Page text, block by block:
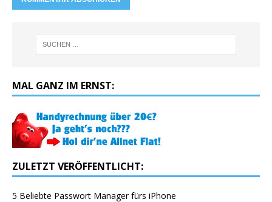
MAL GANZ IM ERNST:
ZULETZT VERÖFFENTLICHT:
5 Beliebte Passwort Manager fürs iPhone